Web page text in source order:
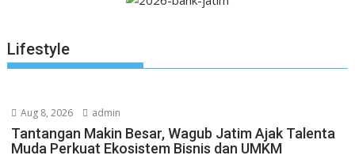
Lifestyle
Aug 8, 2026 admin
Tantangan Makin Besar, Wagub Jatim Ajak Talenta
Muda Perkuat Ekosistem Bisnis dan UMKM